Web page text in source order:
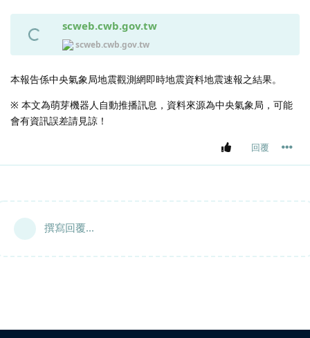
scweb.cwb.gov.tw
scweb.cwb.gov.tw
本報告係中央氣象局地震觀測網即時地震資料地震速報之結果。
※ 本文為萌芽機器人自動推播訊息，資料來源為中央氣象局，可能
會有資訊誤差請見諒！
回覆
撰寫回覆...